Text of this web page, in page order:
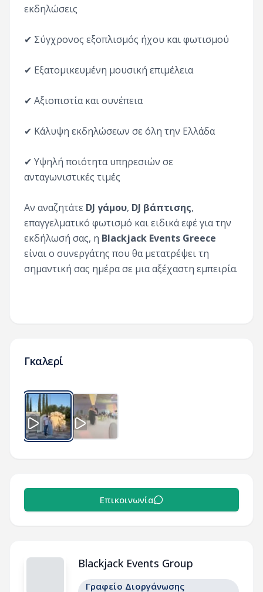
εκδηλώσεις
✔ Σύγχρονος εξοπλισμός ήχου και φωτισμού
✔ Εξατομικευμένη μουσική επιμέλεια
✔ Αξιοπιστία και συνέπεια
✔ Κάλυψη εκδηλώσεων σε όλη την Ελλάδα
✔ Υψηλή ποιότητα υπηρεσιών σε
ανταγωνιστικές τιμές
Αν αναζητάτε DJ γάμου, DJ βάπτισης,
επαγγελματικό φωτισμό και ειδικά εφέ για την
εκδήλωσή σας, η Blackjack Events Greece
είναι ο συνεργάτης που θα μετατρέψει τη
σημαντική σας ημέρα σε μια αξέχαστη εμπειρία.
Γκαλερί
Επικοινωνία
Blackjack Events Group
Γραφείο Διοργάνωσης